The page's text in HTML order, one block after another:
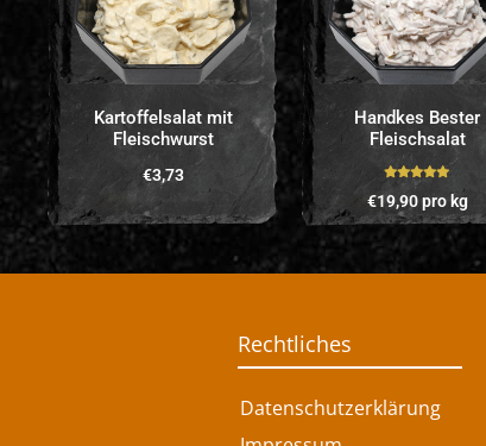
Kartoffelsalat mit
Fleischwurst
€3,73
Handkes Bester
Fleischsalat
Bewertet mit
5.00von 5
€19,90pro kg
Rechtliches
Datenschutzerklärung